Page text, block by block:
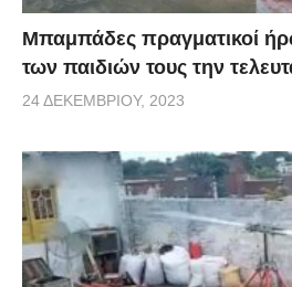
Μπαμπάδες πραγματικοί
των παιδιών τους την
24 ΔΕΚΕΜΒΡΊΟΥ, 2023